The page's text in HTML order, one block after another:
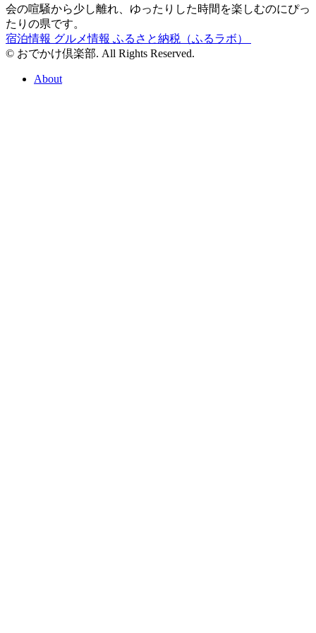
会の喧騒から少し離れ、ゆったりした時間を楽しむのにぴっ
たりの県です。
宿泊情報 グルメ情報 ふるさと納税（ふるラボ）
© おでかけ倶楽部. All Rights Reserved.
About